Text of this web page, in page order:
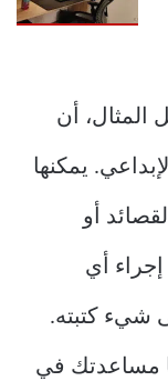
المثال، أن
يمكنها
أو
أي
شيء كتبته.
مساعدتك في